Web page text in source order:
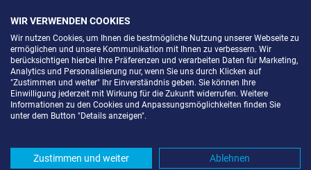
LAGERBOX IN BERLIN-KGA NEUES
Komfortabel einlagern mit Extraraum
WIR VERWENDEN COOKIES
Wir nutzen Cookies, um Ihnen die bestmögliche Nutzung unserer Webseite zu
ermöglichen und unsere Kommunikation mit Ihnen zu verbessern. Wir
berücksichtigen hierbei Ihre Präferenzen und verarbeiten Daten für Marketing,
Analytics und Personalisierung nur, wenn Sie uns durch Klicken auf
"Zustimmen und weiter" Ihr Einverständnis geben. Sie können Ihre
Einwilligung jederzeit mit Wirkung für die Zukunft widerrufen. Weitere
Informationen zu den Cookies und Anpassungsmöglichkeiten finden Sie
unter dem Button "Details anzeigen".
Zustimmen und weiter Ablehnen